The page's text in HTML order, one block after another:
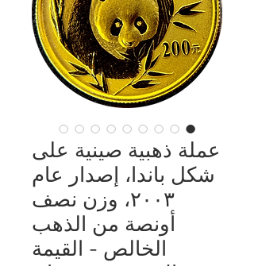
عملة ذهبية صينية على
شكل باندا، إصدار عام
٢٠٠٣، وزن نصف
أونصة من الذهب
الخالص - القيمة